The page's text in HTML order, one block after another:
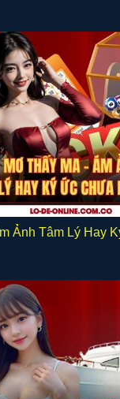
Ảnh Tâm Lý Hay